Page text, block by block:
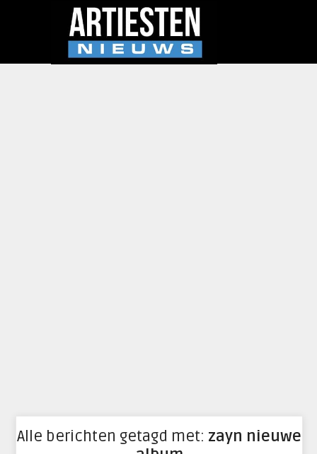
Alle berichten getagd met: zayn nieuwe